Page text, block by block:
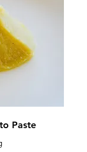
Paste